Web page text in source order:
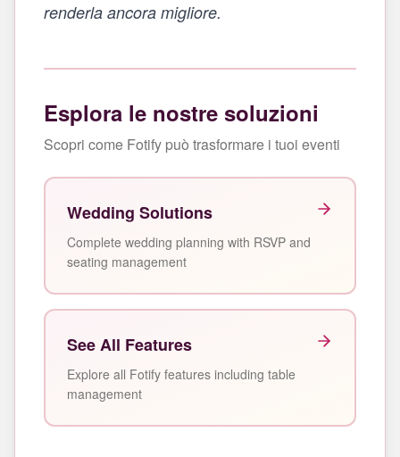
renderla ancora migliore.
Esplora le nostre soluzioni
Scopri come Fotify può trasformare i tuoi eventi
Wedding Solutions
Complete wedding planning with RSVP and
seating management
See All Features
Explore all Fotify features including table
management